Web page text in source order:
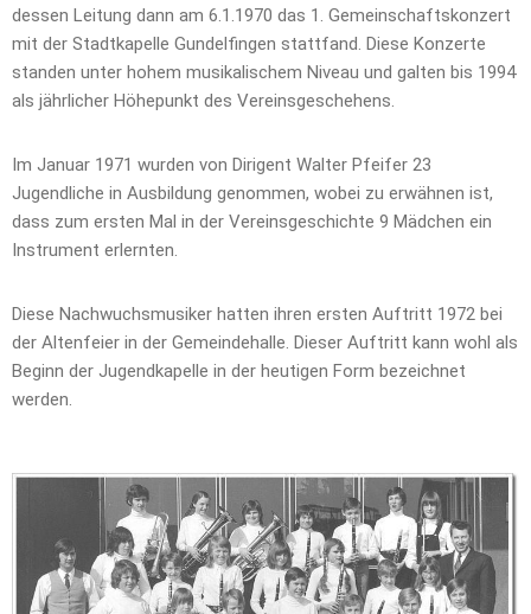
dessen Leitung dann am 6.1.1970 das 1. Gemeinschaftskonzert
mit der Stadtkapelle Gundelfingen stattfand. Diese Konzerte
standen unter hohem musikalischem Niveau und galten bis 1994
als jährlicher Höhepunkt des Vereinsgeschehens.
Im Januar 1971 wurden von Dirigent Walter Pfeifer 23
Jugendliche in Ausbildung genommen, wobei zu erwähnen ist,
dass zum ersten Mal in der Vereinsgeschichte 9 Mädchen ein
Instrument erlernten.
Diese Nachwuchsmusiker hatten ihren ersten Auftritt 1972 bei
der Altenfeier in der Gemeindehalle. Dieser Auftritt kann wohl als
Beginn der Jugendkapelle in der heutigen Form bezeichnet
werden.